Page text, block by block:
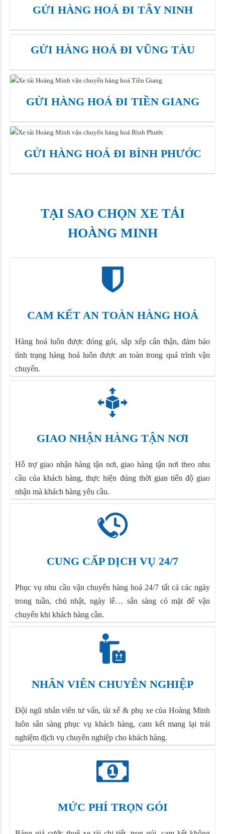
GỬI HÀNG HOÁ ĐI TÂY NINH
GỬI HÀNG HOÁ ĐI VŨNG TÀU
GỬI HÀNG HOÁ ĐI TIỀN GIANG
GỬI HÀNG HOÁ ĐI BÌNH PHƯỚC
TẠI SAO CHỌN XE TẢI
HOÀNG MINH
CAM KẾT AN TOÀN HÀNG HOÁ
Hàng hoá luôn được đóng gói, sắp xếp cẩn thận, đảm bảo
tình trạng hàng hoá luôn được an toàn trong quá trình vận
chuyển.
GIAO NHẬN HÀNG TẬN NƠI
Hỗ trợ giao nhận hàng tận nơi, giao hàng tận nơi theo nhu
cầu của khách hàng, thực hiện đúng thời gian tiến độ giao
nhận mà khách hàng yêu cầu.
CUNG CẤP DỊCH VỤ 24/7
Phục vụ nhu cầu vận chuyển hàng hoá 24/7 tất cả các ngày
trong tuần, chủ nhật, ngày lễ… sẵn sàng có mặt để vận
chuyển khi khách hàng cần.
NHÂN VIÊN CHUYÊN NGHIỆP
Đội ngũ nhân viên tư vấn, tài xế & phụ xe của Hoàng Minh
luôn sẵn sàng phục vụ khách hàng, cam kết mang lại trải
nghiệm dịch vụ chuyên nghiệp cho khách hàng.
MỨC PHÍ TRỌN GÓI